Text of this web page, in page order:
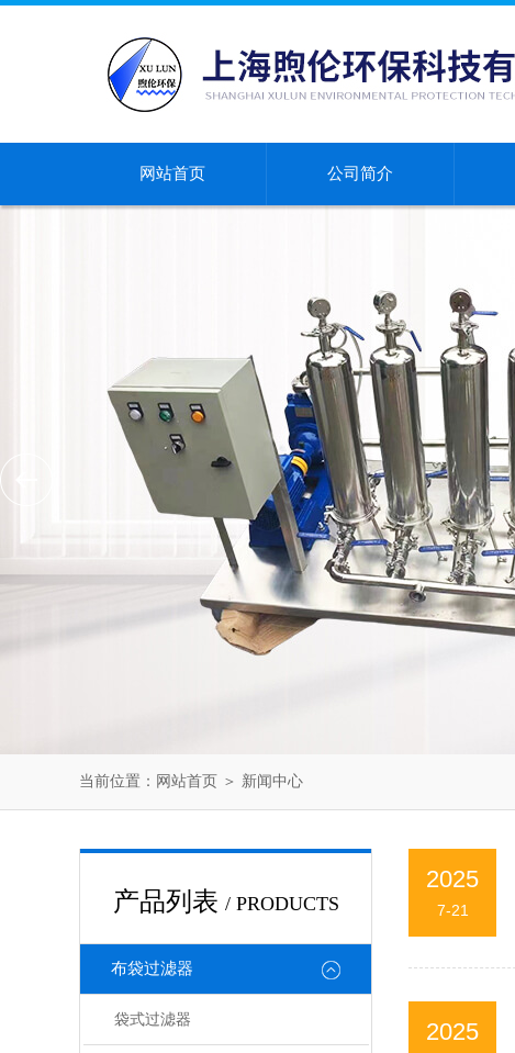
网站首页 公司简介
当前位置： 网站首页 ＞ 新闻中心
产品列表 / PRODUCTS
布袋过滤器
袋式过滤器
2025
7-21
2025